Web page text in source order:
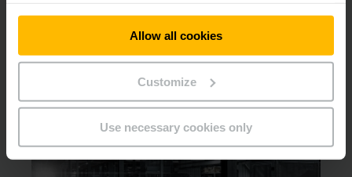
Allow all cookies
Customize
Use necessary cookies only
(2,1 MB)
Otros productos que pueden
interesarle